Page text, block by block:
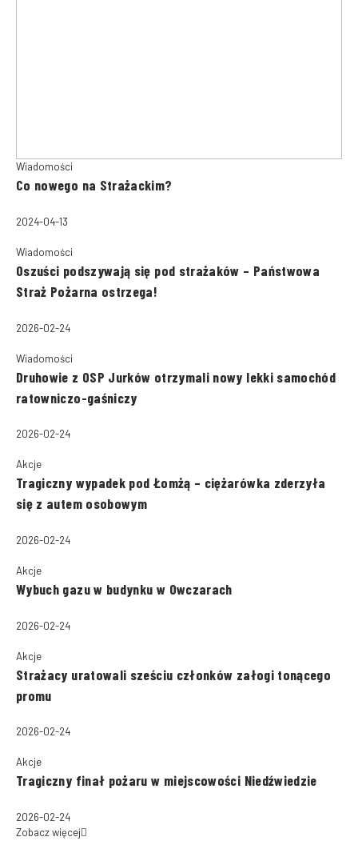
Wiadomości
Co nowego na Strażackim?
2024-04-13
Wiadomości
Oszuści podszywają się pod strażaków – Państwowa
Straż Pożarna ostrzega!
2026-02-24
Wiadomości
Druhowie z OSP Jurków otrzymali nowy lekki samochód
ratowniczo-gaśniczy
2026-02-24
Akcje
Tragiczny wypadek pod Łomżą – ciężarówka zderzyła
się z autem osobowym
2026-02-24
Akcje
Wybuch gazu w budynku w Owczarach
2026-02-24
Akcje
Strażacy uratowali sześciu członków załogi tonącego
promu
2026-02-24
Akcje
Tragiczny finał pożaru w miejscowości Niedźwiedzie
2026-02-24
Zobacz więcej